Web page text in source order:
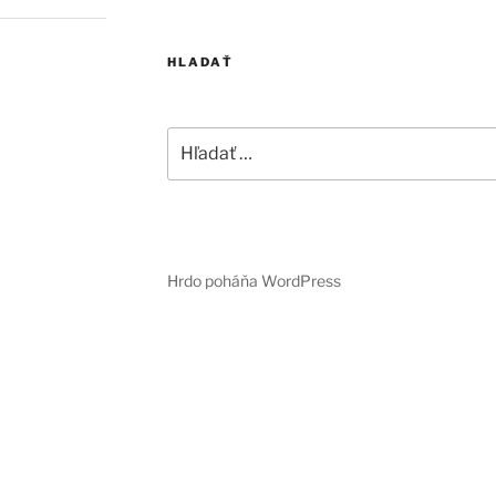
HLADAŤ
Hrdo poháňa WordPress